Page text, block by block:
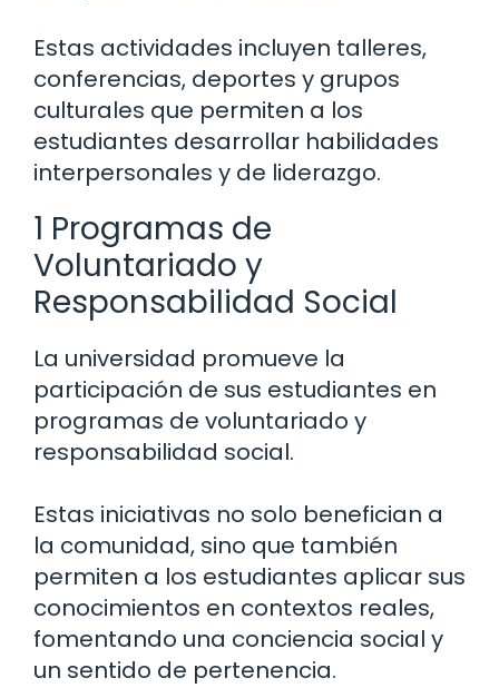
Estas actividades incluyen talleres,
conferencias, deportes y grupos
culturales que permiten a los
estudiantes desarrollar habilidades
interpersonales y de liderazgo.
1 Programas de
Voluntariado y
Responsabilidad Social
La universidad promueve la
participación de sus estudiantes en
programas de voluntariado y
responsabilidad social.
Estas iniciativas no solo benefician a
la comunidad, sino que también
permiten a los estudiantes aplicar sus
conocimientos en contextos reales,
fomentando una conciencia social y
un sentido de pertenencia.